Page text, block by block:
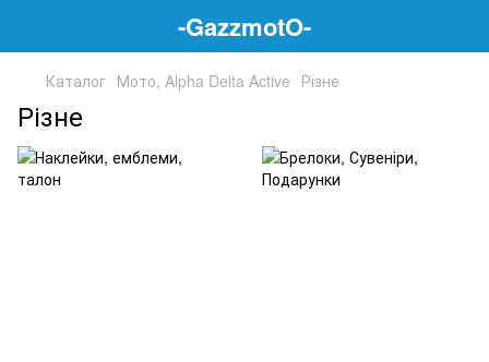
-GazzmotO-
Каталог Мото, Alpha Delta Active Різне
Різне